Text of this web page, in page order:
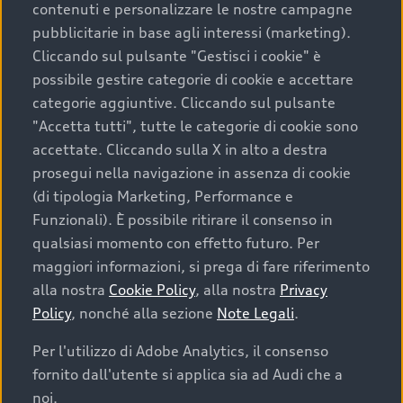
Scegliere un’auto usata è una decisione che coniuga
convenienza, affidabilità e sostenibilità. Per fare un
acquisto sicuro, è essenziale considerare aspetti
determinanti come la garanzia inclusa e l’affidabilità del
marchio. Audi offre l’auto usata perfetta tramite Audi
Prima Scelta :plus
Cosa sapere prima di
acquistare la tua prossima
auto
I requisiti fondamentali da considerare prima di
acquistare un’auto usata, oltre al prezzo e all'aspetto,
contenuti e personalizzare le nostre campagne
pubblicitarie in base agli interessi (marketing).
Cliccando sul pulsante "Gestisci i cookie" è
possibile gestire categorie di cookie e accettare
categorie aggiuntive. Cliccando sul pulsante
"Accetta tutti", tutte le categorie di cookie sono
accettate. Cliccando sulla X in alto a destra
prosegui nella navigazione in assenza di cookie
(di tipologia Marketing, Performance e
Funzionali). È possibile ritirare il consenso in
qualsiasi momento con effetto futuro. Per
maggiori informazioni, si prega di fare riferimento
alla nostra Cookie Policy, alla nostra Privacy
Policy, nonché alla sezione Note Legali.
Per l'utilizzo di Adobe Analytics, il consenso
fornito dall'utente si applica sia ad Audi che a
noi.